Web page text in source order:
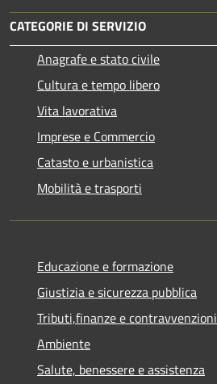
CATEGORIE DI SERVIZIO
Anagrafe e stato civile
Cultura e tempo libero
Vita lavorativa
Imprese e Commercio
Catasto e urbanistica
Mobilità e trasporti
Educazione e formazione
Giustizia e sicurezza pubblica
Tributi,finanze e contravvenzioni
Ambiente
Salute, benessere e assistenza